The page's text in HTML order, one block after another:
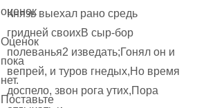
оценок
Оценок
пока
нет.
Поставьте
Князь выехал рано средь
гридней своихВ сыр-бор
полеванья2 изведать;Гонял он и
вепрей, и туров гнедых,Но время
доспело, звон рога утих,Пора